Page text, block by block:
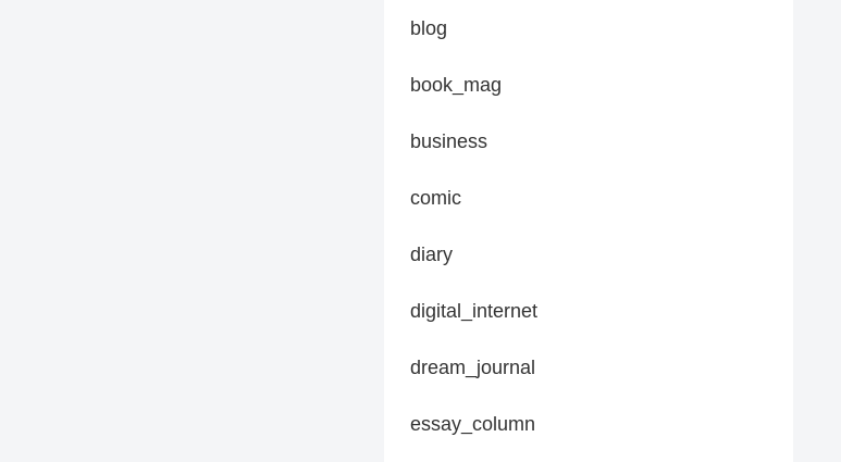
blog
book_mag
business
comic
diary
digital_internet
dream_journal
essay_column